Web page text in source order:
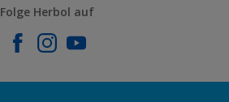
Folge Herbol auf